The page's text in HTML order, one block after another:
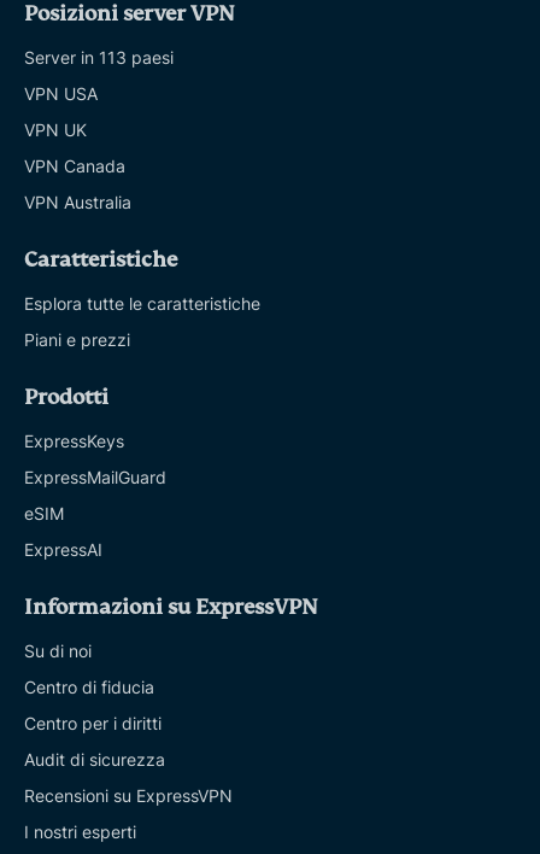
Posizioni server VPN
Server in 113 paesi
VPN USA
VPN UK
VPN Canada
VPN Australia
Caratteristiche
Esplora tutte le caratteristiche
Piani e prezzi
Prodotti
ExpressKeys
ExpressMailGuard
eSIM
ExpressAI
Informazioni su ExpressVPN
Su di noi
Centro di fiducia
Centro per i diritti
Audit di sicurezza
Recensioni su ExpressVPN
I nostri esperti